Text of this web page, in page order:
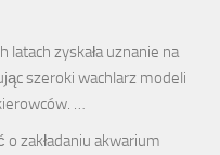
latach zyskała uznanie na
szeroki wachlarz modeli
…
zakładaniu akwarium